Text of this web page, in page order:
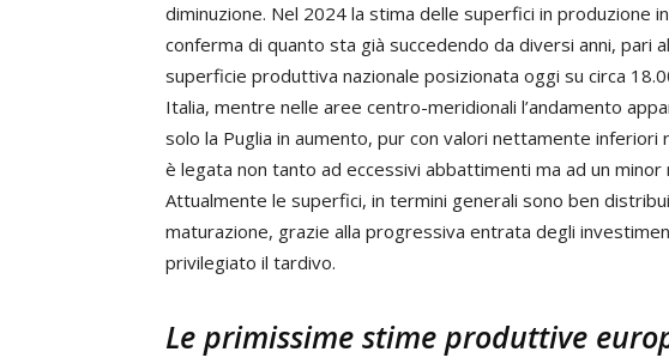
diminuzione. Nel 2024 la stima delle superfici in produzione
conferma di quanto sta già succedendo da diversi anni, pari
superficie produttiva nazionale posizionata oggi su circa
Italia, mentre nelle aree centro-meridionali l’andamento
solo la Puglia in aumento, pur con valori nettamente
è legata non tanto ad eccessivi abbattimenti ma ad un
Attualmente le superfici, in termini generali sono ben
maturazione, grazie alla progressiva entrata degli
privilegiato il tardivo.
Le primissime stime produttive